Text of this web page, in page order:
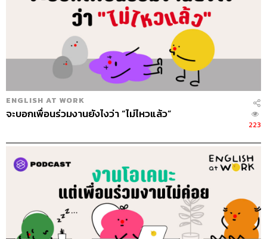
ENGLISH AT WORK
จะบอกเพื่อนร่วมงานยังไงว่า “ไม่ไหวแล้ว”
223